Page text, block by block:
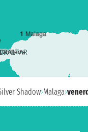
1 Malaga
Gibilterra
Shadow›Malaga›